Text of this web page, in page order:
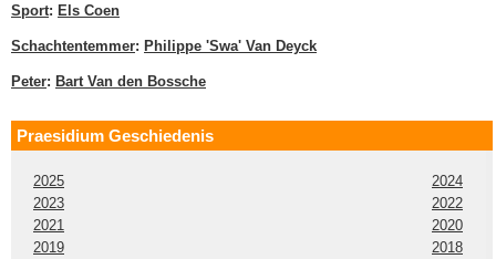
Sport: Els Coen
Schachtentemmer: Philippe 'Swa' Van Deyck
Peter: Bart Van den Bossche
Praesidium Geschiedenis
2025
2024
2023
2022
2021
2020
2019
2018